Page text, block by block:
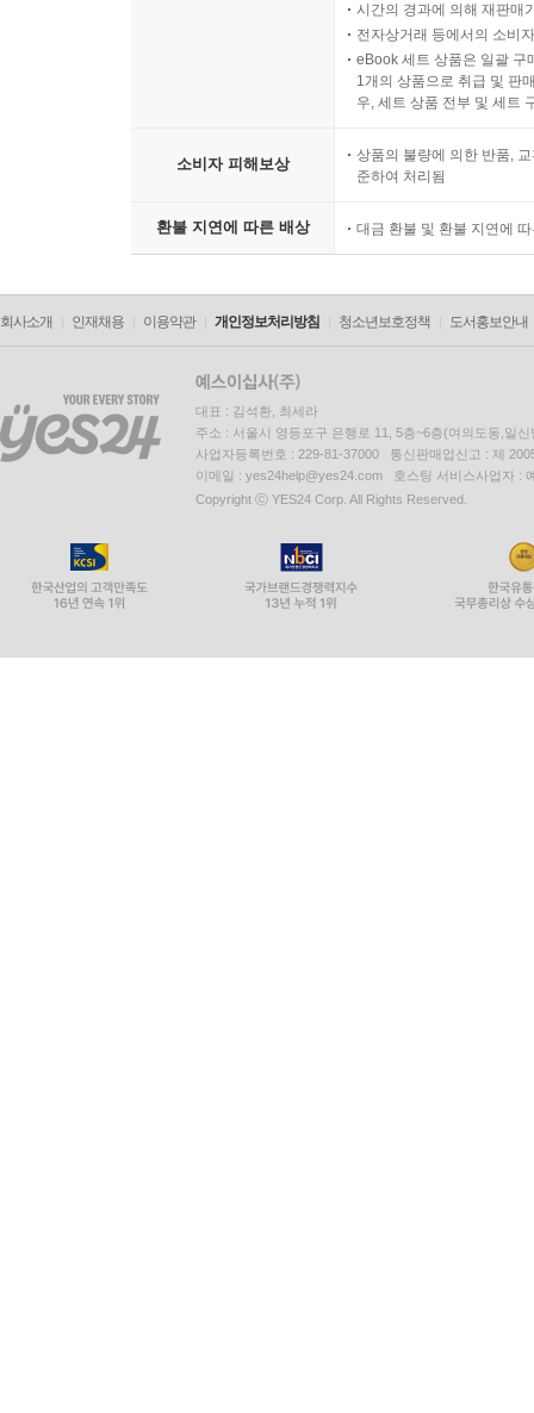
시간의 경과에 의해 재판매
전자상거래 등에서의 소비
eBook 세트 상품은 일괄 구
1개의 상품으로 취급 및 판
우, 세트 상품 전부 및 세트
소비자 피해보상
상품의 불량에 의한 반품,
준하여 처리됨
환불 지연에 따른 배상 대금 환불 및 환불 지연에
회사소개 인재채용 이용약관 개인정보처리방침 청소년보호정책 도서홍보안내
대표 : 김석환, 최세라
주소 : 서울시 영등포구 은행로 11, 5층~6층(여의도동,일신
사업자등록번호 : 229-81-37000 통신판매업신고 : 제
이메일 : yes24help@yes24.com 호스팅 서비스사업자 :
Copyright ⓒ YES24 Corp. All Rights Reserved.